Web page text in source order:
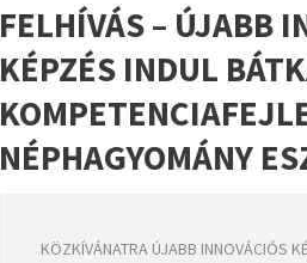
FELHÍVÁS – ÚJABB
KÉPZÉS INDUL
NÉPHAGYOMÁNY
KÖZKÍVÁNATRA ÚJABB INNOVÁCIÓS